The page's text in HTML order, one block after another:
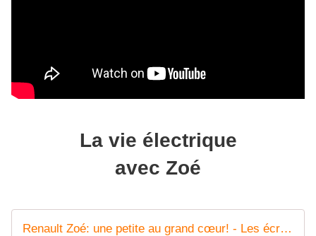
La vie électrique
avec Zoé
Renault Zoé: une petite au grand cœur! - Les écrits d'un poète français